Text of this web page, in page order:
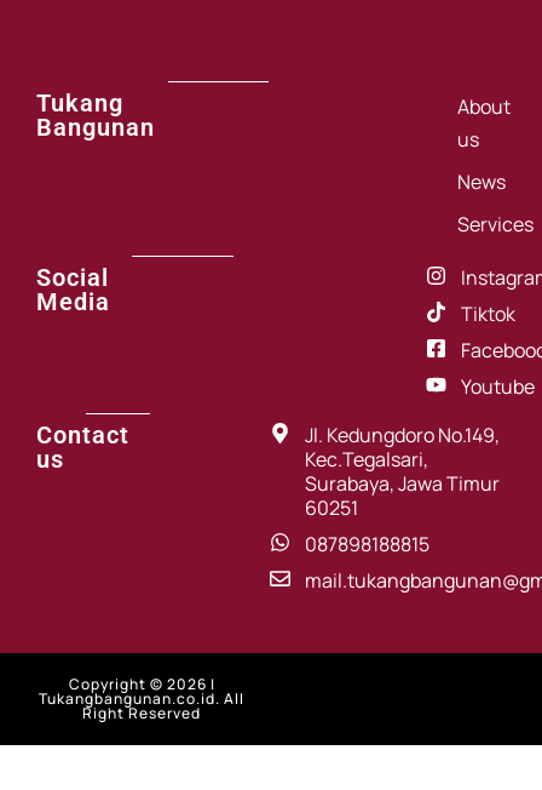
Tukang
Bangunan
About
us
News
Services
Social
Media
Tiktok
Youtube
Contact
us
Jl. Kedungdoro No.149,
Kec.Tegalsari,
Surabaya, Jawa Timur
60251
087898188815
Copyright © 2026 |
Tukangbangunan.co.id. All
Right Reserved